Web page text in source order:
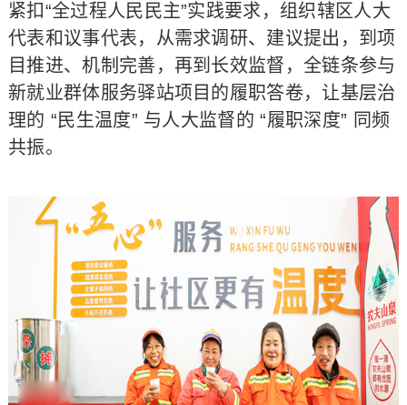
紧扣“全过程人民民主”实践要求，组织辖区人大
代表和议事代表，从需求调研、建议提出，到项
目推进、机制完善，再到长效监督，全链条参与
新就业群体服务驿站项目的履职答卷，让基层治
理的 “民生温度” 与人大监督的 “履职深度” 同频
共振。